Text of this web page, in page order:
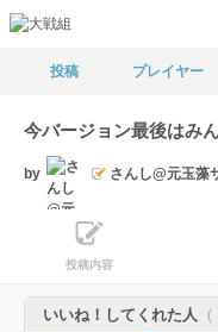
投稿 プレイヤー
by さんし@元玉藻
投稿内容
いいね！してくれた人